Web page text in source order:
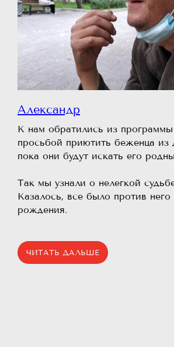
Александр
К нам обратились из
просьбой приютить беженца из
пока они будут искать его
Так мы узнали о нелегкой
Казалось, все было против него
рождения.
ЧИТАТЬ ДАЛЬШЕ